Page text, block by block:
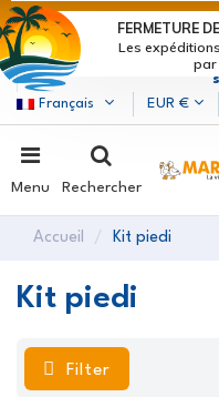
Marcapiuma|
Français
EUR €
Menu Rechercher
Accueil Kit piedi
Kit piedi
Filter
Les
par
FERMETURE